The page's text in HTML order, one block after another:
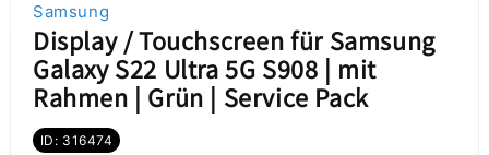
Samsung
Display / Touchscreen für Samsung
Galaxy S22 Ultra 5G S908 | mit
Rahmen | Grün | Service Pack
ID: 316474